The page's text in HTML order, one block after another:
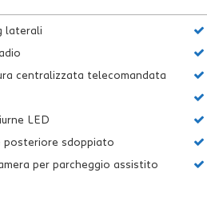
laterali
centralizzata telecomandata
LED
posteriore sdoppiato
per parcheggio assistito